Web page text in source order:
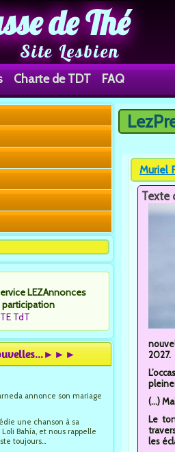
de Thé
Site Lesbien
Charte de TDT FAQ
LEZAnnonces
participation
TdT
annonce son mariage
une chanson à sa
Bahía, et nous rappelle
toujours...
Vous
Muriel
Texte
2027.
(...)
Le
les